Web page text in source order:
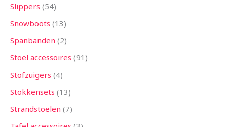
Slippers 54
Snowboots 13
Spanbanden 2
Stoel accessoires 91
Stofzuigers 4
Stokkensets 13
Strandstoelen 7